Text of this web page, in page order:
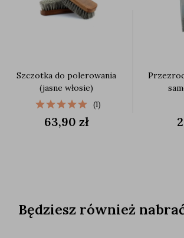
Szczotka do polerowania
(jasne włosie)
(1)
63,90 zł
Będziesz również